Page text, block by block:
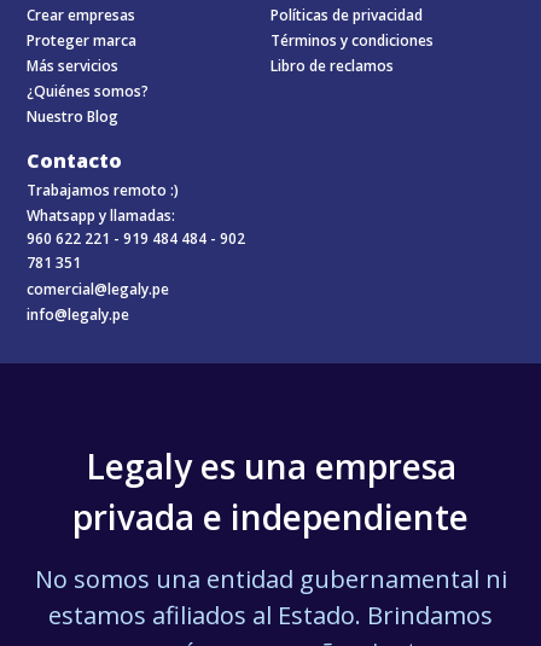
Crear empresas
Proteger marca
Más servicios
¿Quiénes somos?
Nuestro Blog
Políticas de privacidad
Términos y condiciones
Libro de reclamos
Contacto
Trabajamos remoto :)
Whatsapp y llamadas:
960 622 221 - 919 484 484 - 902
781 351
comercial@legaly.pe
info@legaly.pe
Legaly es una empresa
privada e independiente
No somos una entidad gubernamental ni
estamos afiliados al Estado. Brindamos